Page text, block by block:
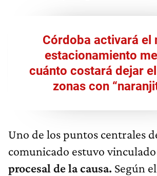
Córdoba activará el
estacionamiento
cuánto costará dejar
zonas con
Uno de los puntos centrales
comunicado estuvo
procesal de la causa. Según